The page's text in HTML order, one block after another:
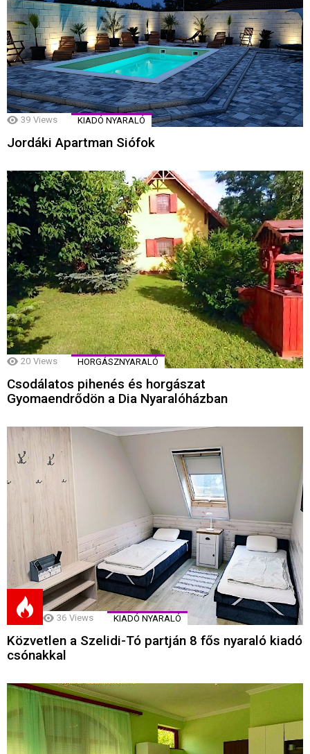
39 Views KIADÓ NYARALÓ
Jordáki Apartman Siófok
20 Views HORGÁSZNYARALÓ
Csodálatos pihenés és horgászat
Gyomaendrődön a Dia Nyaralóházban
36 Views KIADÓ NYARALÓ
Közvetlen a Szelidi-Tó partján 8 fős nyaraló kiadó
csónakkal